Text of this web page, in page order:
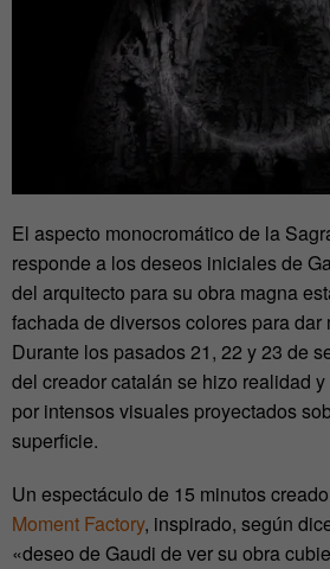
El aspecto monocromático de la
responde a los deseos iniciales de
del arquitecto para su obra magna
fachada de diversos colores para dar
Durante los pasados 21, 22 y 23 de
del creador catalán se hizo realidad
por intensos visuales proyectados
superficie.
Un espectáculo de 15 minutos
Moment Factory, inspirado, según
«deseo de Gaudi de ver su obra